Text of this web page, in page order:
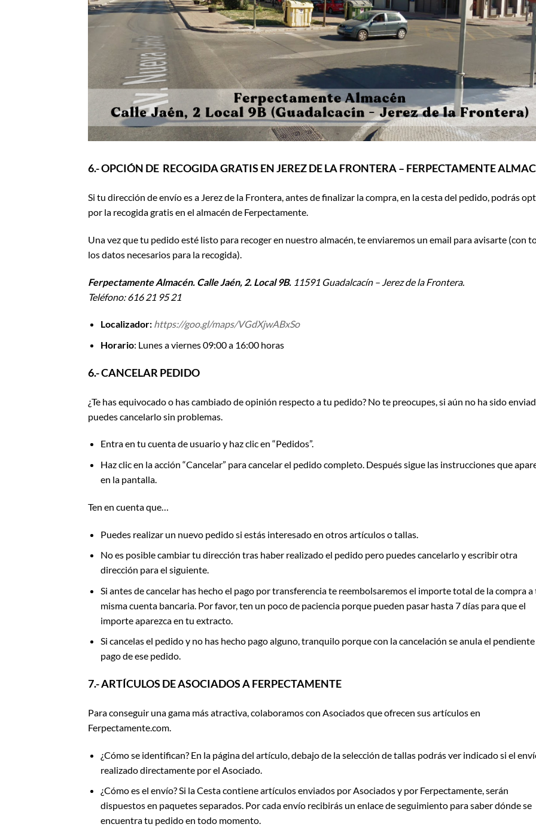
6.-OPCIÓN DE RECOGIDA GRATIS EN JEREZ DE LA FRONTERA – FERPECTAMENTE
Si tu dirección de envío es a Jerez de la Frontera, antes de finalizar la compra, en la cesta del pedido, podrás
por la recogida gratis en el almacén de Ferpectamente.
Una vez que tu pedido esté listo para recoger en nuestro almacén, te enviaremos un email para avisarte (con
los datos necesarios para la recogida).
Ferpectamente Almacén. Calle Jaén, 2. Local 9B. 11591 Guadalcacín – Jerez de la Frontera.
Teléfono: 616 21 95 21
Localizador: https://goo.gl/maps/VGdXjwABxSo
Horario: Lunes a viernes 09:00 a 16:00 horas
6.- CANCELAR PEDIDO
¿Te has equivocado o has cambiado de opinión respecto a tu pedido? No te preocupes, si aún no ha sido
puedes cancelarlo sin problemas.
Entra en tu cuenta de usuario y haz clic en “Pedidos”.
Haz clic en la acción “Cancelar” para cancelar el pedido completo. Después sigue las instrucciones que
en la pantalla.
Ten en cuenta que…
Puedes realizar un nuevo pedido si estás interesado en otros artículos o tallas.
No es posible cambiar tu dirección tras haber realizado el pedido pero puedes cancelarlo y escribir otra
dirección para el siguiente.
Si antes de cancelar has hecho el pago por transferencia te reembolsaremos el importe total de la compra a
misma cuenta bancaria. Por favor, ten un poco de paciencia porque pueden pasar hasta 7 días para que el
importe aparezca en tu extracto.
Si cancelas el pedido y no has hecho pago alguno, tranquilo porque con la cancelación se anula el
pago de ese pedido.
7.- ARTÍCULOS DE ASOCIADOS A FERPECTAMENTE
Para conseguir una gama más atractiva, colaboramos con Asociados que ofrecen sus artículos en
Ferpectamente.com.
¿Cómo se identifican? En la página del artículo, debajo de la selección de tallas podrás ver indicado si el
realizado directamente por el Asociado.
¿Cómo es el envío? Si la Cesta contiene artículos enviados por Asociados y por Ferpectamente, serán
dispuestos en paquetes separados. Por cada envío recibirás un enlace de seguimiento para saber dónde se
encuentra tu pedido en todo momento.